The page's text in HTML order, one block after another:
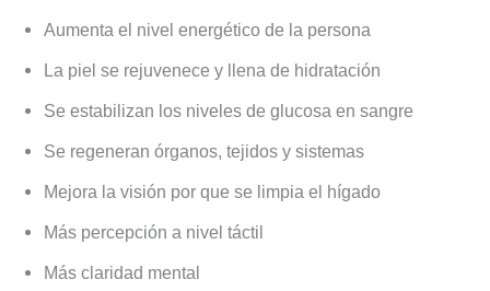
Aumenta el nivel energético de la persona
La piel se rejuvenece y llena de hidratación
Se estabilizan los niveles de glucosa en sangre
Se regeneran órganos, tejidos y sistemas
Mejora la visión por que se limpia el hígado
Más percepción a nivel táctil
Más claridad mental